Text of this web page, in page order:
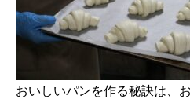
おいしいパンを作る秘訣は、